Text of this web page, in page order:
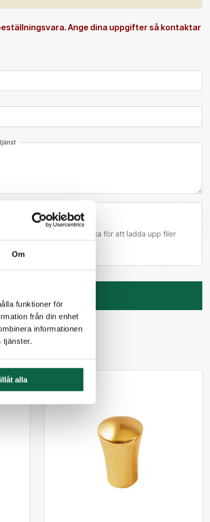
Om
funktioner för
från din enhet
informationen
tjänster.
alla
Ange dina uppgifter så kontaktar
Dra och släpp eller klicka för att ladda upp filer